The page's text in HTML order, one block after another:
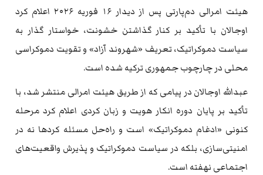
هیئت امرالی دم‌پارتی پس از دیدار ۱۶ فوریه ۲۰۲۶ اعلام کرد
اوجالان با تأکید بر کنار گذاشتن خشونت، خواستار گذار به
سیاست دموکراتیک، تعریف «شهروند آزاد» و تقویت دموکراسی
محلی در چارچوب جمهوری ترکیه شده است.
عبدالله اوجالان در پیامی که از طریق هیئت امرالی منتشر شد، با
تأکید بر پایان دوره انکار هویت و زبان کردی اعلام کرد مرحله
کنونی «ادغام دموکراتیک» است و راه‌حل مسئله کردها نه در
امنیتی‌سازی، بلکه در سیاست دموکراتیک و پذیرش واقعیت‌های
اجتماعی نهفته است.